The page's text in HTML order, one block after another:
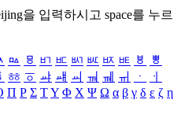
을 입력하시고 space를 누르
ㅰ ㅱ ㅲ ㅳ ㅴ ㅵ ㅶ ㅷ ㅸ
ㅹ
ㆅ ㆆ ㆇ ㆈ ㆉ ㆊ ㆋ ㆌ ㆍ
ㆎ
Π Ρ Σ ΤΥ Φ Χ Ψ Ω α β γ δ ε ζ η